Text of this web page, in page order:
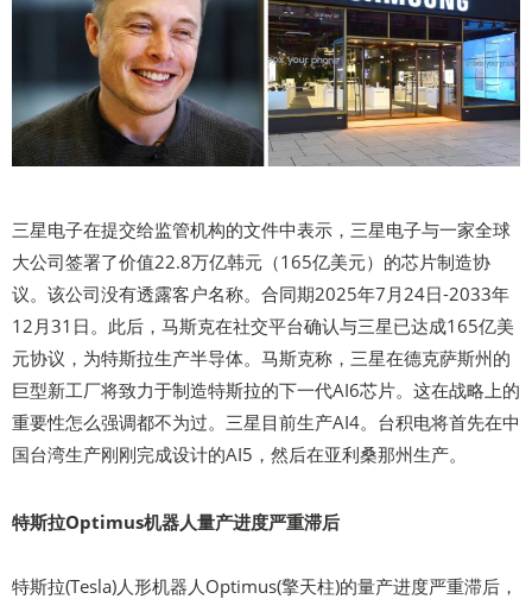
三星电子在提交给监管机构的文件中表示，三星电子与一家全球
大公司签署了价值22.8万亿韩元（165亿美元）的芯片制造协
议。该公司没有透露客户名称。合同期2025年7月24日-2033年
12月31日。此后，马斯克在社交平台确认与三星已达成165亿美
元协议，为特斯拉生产半导体。马斯克称，三星在德克萨斯州的
巨型新工厂将致力于制造特斯拉的下一代AI6芯片。这在战略上的
重要性怎么强调都不为过。三星目前生产AI4。台积电将首先在中
国台湾生产刚刚完成设计的AI5，然后在亚利桑那州生产。
特斯拉Optimus机器人量产进度严重滞后
特斯拉(Tesla)人形机器人Optimus(擎天柱)的量产进度严重滞后，